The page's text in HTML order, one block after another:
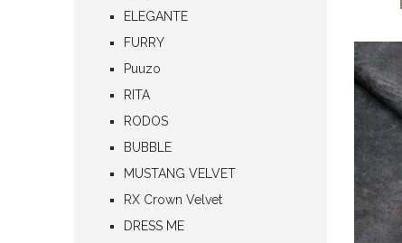
ELEGANTE
FURRY
Puuzo
RITA
RODOS
BUBBLE
MUSTANG VELVET
RX Crown Velvet
DRESS ME